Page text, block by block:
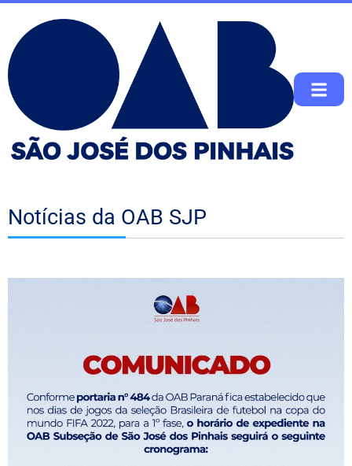
Notícias da OAB SJP